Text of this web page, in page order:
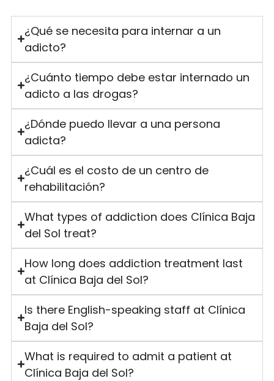
¿Qué se necesita para internar a un
adicto?
¿Cuánto tiempo debe estar internado un
adicto a las drogas?
¿Dónde puedo llevar a una persona
adicta?
¿Cuál es el costo de un centro de
rehabilitación?
What types of addiction does Clínica Baja
del Sol treat?
How long does addiction treatment last
at Clínica Baja del Sol?
Is there English-speaking staff at Clínica
Baja del Sol?
What is required to admit a patient at
Clínica Baja del Sol?